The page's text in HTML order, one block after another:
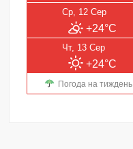
Ср, 12 Сер
+24°C
Чт, 13 Сер
+24°C
Погода на тиждень